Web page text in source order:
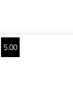
5.00